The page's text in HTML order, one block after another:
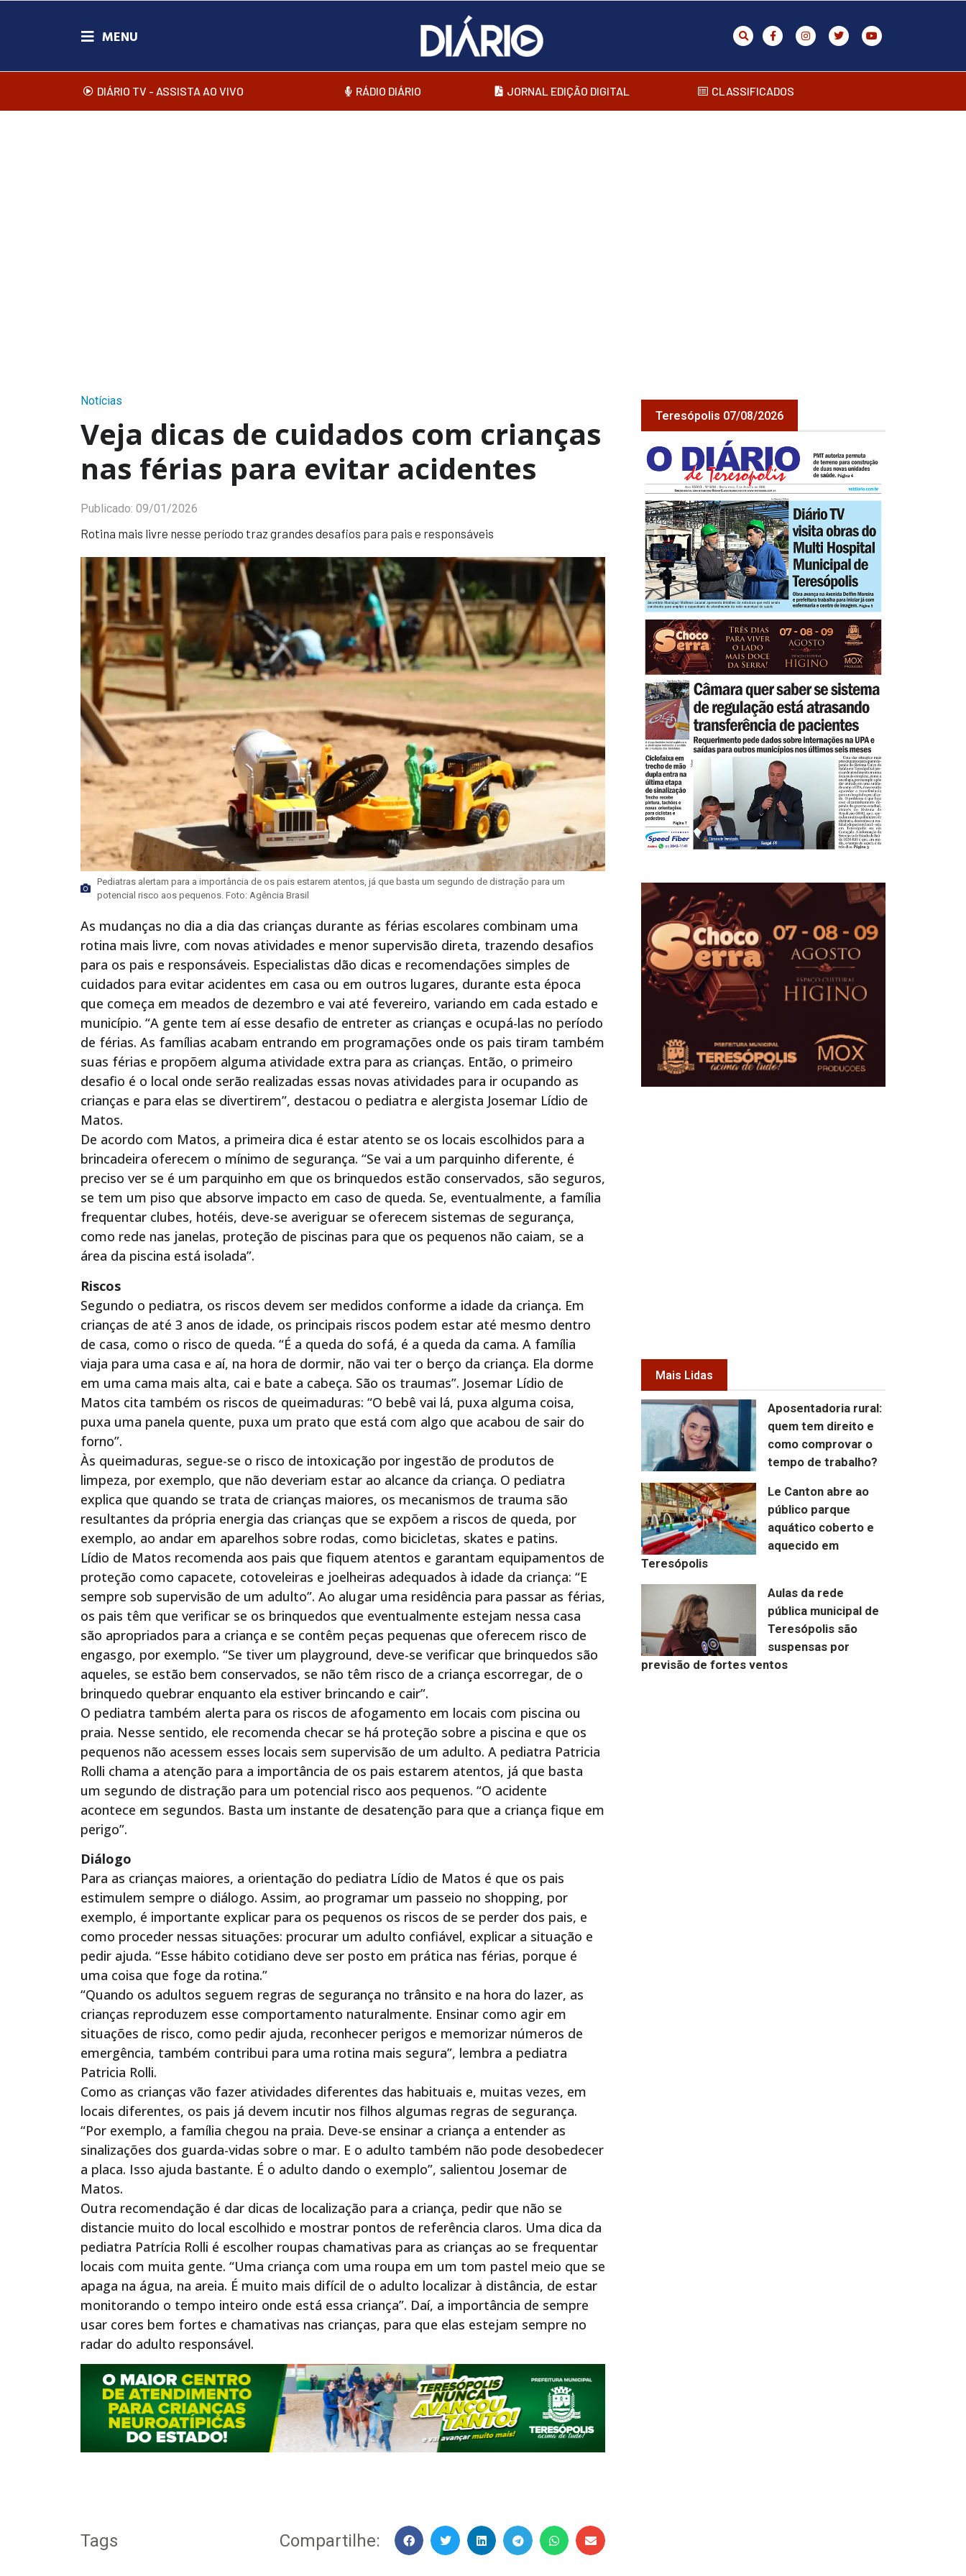
DIÁRIO TV - ASSISTA AO VIVO RÁDIO DIÁRIO JORNAL EDIÇÃO DIGITAL CLASSIFICADOS
Notícias
Veja dicas de cuidados com crianças
nas férias para evitar acidentes
Publicado: 09/01/2026
Rotina mais livre nesse período traz grandes desafios para pais e responsáveis
Pediatras alertam para a importância de os pais estarem atentos, já que basta um segundo de distração para um
potencial risco aos pequenos. Foto: Agência Brasil
As mudanças no dia a dia das crianças durante as férias escolares combinam uma
rotina mais livre, com novas atividades e menor supervisão direta, trazendo desafios
para os pais e responsáveis. Especialistas dão dicas e recomendações simples de
cuidados para evitar acidentes em casa ou em outros lugares, durante esta época
que começa em meados de dezembro e vai até fevereiro, variando em cada estado e
município. “A gente tem aí esse desafio de entreter as crianças e ocupá-las no período
de férias. As famílias acabam entrando em programações onde os pais tiram também
suas férias e propõem alguma atividade extra para as crianças. Então, o primeiro
desafio é o local onde serão realizadas essas novas atividades para ir ocupando as
crianças e para elas se divertirem”, destacou o pediatra e alergista Josemar Lídio de
Matos.
De acordo com Matos, a primeira dica é estar atento se os locais escolhidos para a
brincadeira oferecem o mínimo de segurança. “Se vai a um parquinho diferente, é
preciso ver se é um parquinho em que os brinquedos estão conservados, são seguros,
se tem um piso que absorve impacto em caso de queda. Se, eventualmente, a família
frequentar clubes, hotéis, deve-se averiguar se oferecem sistemas de segurança,
como rede nas janelas, proteção de piscinas para que os pequenos não caiam, se a
área da piscina está isolada”.
Riscos
Segundo o pediatra, os riscos devem ser medidos conforme a idade da criança. Em
crianças de até 3 anos de idade, os principais riscos podem estar até mesmo dentro
de casa, como o risco de queda. “É a queda do sofá, é a queda da cama. A família
viaja para uma casa e aí, na hora de dormir, não vai ter o berço da criança. Ela dorme
em uma cama mais alta, cai e bate a cabeça. São os traumas”. Josemar Lídio de
Matos cita também os riscos de queimaduras: “O bebê vai lá, puxa alguma coisa,
puxa uma panela quente, puxa um prato que está com algo que acabou de sair do
forno”.
Às queimaduras, segue-se o risco de intoxicação por ingestão de produtos de
limpeza, por exemplo, que não deveriam estar ao alcance da criança. O pediatra
explica que quando se trata de crianças maiores, os mecanismos de trauma são
resultantes da própria energia das crianças que se expõem a riscos de queda, por
exemplo, ao andar em aparelhos sobre rodas, como bicicletas, skates e patins.
Lídio de Matos recomenda aos pais que fiquem atentos e garantam equipamentos de
proteção como capacete, cotoveleiras e joelheiras adequados à idade da criança: “E
sempre sob supervisão de um adulto”. Ao alugar uma residência para passar as férias,
os pais têm que verificar se os brinquedos que eventualmente estejam nessa casa
são apropriados para a criança e se contêm peças pequenas que oferecem risco de
engasgo, por exemplo. “Se tiver um playground, deve-se verificar que brinquedos são
aqueles, se estão bem conservados, se não têm risco de a criança escorregar, de o
brinquedo quebrar enquanto ela estiver brincando e cair”.
O pediatra também alerta para os riscos de afogamento em locais com piscina ou
praia. Nesse sentido, ele recomenda checar se há proteção sobre a piscina e que os
pequenos não acessem esses locais sem supervisão de um adulto. A pediatra Patricia
Rolli chama a atenção para a importância de os pais estarem atentos, já que basta
um segundo de distração para um potencial risco aos pequenos. “O acidente
acontece em segundos. Basta um instante de desatenção para que a criança fique em
perigo”.
Diálogo
Para as crianças maiores, a orientação do pediatra Lídio de Matos é que os pais
estimulem sempre o diálogo. Assim, ao programar um passeio no shopping, por
exemplo, é importante explicar para os pequenos os riscos de se perder dos pais, e
como proceder nessas situações: procurar um adulto confiável, explicar a situação e
pedir ajuda. “Esse hábito cotidiano deve ser posto em prática nas férias, porque é
uma coisa que foge da rotina.”
“Quando os adultos seguem regras de segurança no trânsito e na hora do lazer, as
crianças reproduzem esse comportamento naturalmente. Ensinar como agir em
situações de risco, como pedir ajuda, reconhecer perigos e memorizar números de
emergência, também contribui para uma rotina mais segura”, lembra a pediatra
Patricia Rolli.
Como as crianças vão fazer atividades diferentes das habituais e, muitas vezes, em
locais diferentes, os pais já devem incutir nos filhos algumas regras de segurança.
“Por exemplo, a família chegou na praia. Deve-se ensinar a criança a entender as
sinalizações dos guarda-vidas sobre o mar. E o adulto também não pode desobedecer
a placa. Isso ajuda bastante. É o adulto dando o exemplo”, salientou Josemar de
Matos.
Outra recomendação é dar dicas de localização para a criança, pedir que não se
distancie muito do local escolhido e mostrar pontos de referência claros. Uma dica da
pediatra Patrícia Rolli é escolher roupas chamativas para as crianças ao se frequentar
locais com muita gente. “Uma criança com uma roupa em um tom pastel meio que se
apaga na água, na areia. É muito mais difícil de o adulto localizar à distância, de estar
monitorando o tempo inteiro onde está essa criança”. Daí, a importância de sempre
usar cores bem fortes e chamativas nas crianças, para que elas estejam sempre no
radar do adulto responsável.
Tags Compartilhe:
Teresópolis 07/08/2026
Mais Lidas
Aposentadoria rural:
quem tem direito e
como comprovar o
tempo de trabalho?
Le Canton abre ao
público parque
aquático coberto e
aquecido em
Teresópolis
Aulas da rede
pública municipal de
Teresópolis são
suspensas por
previsão de fortes ventos